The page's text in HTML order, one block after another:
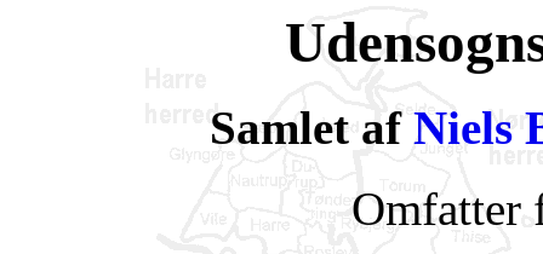
Samlet af Niels
Omfatter